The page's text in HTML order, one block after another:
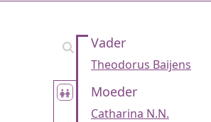
Vader
Theodorus Baijens
Moeder
Catharina N.N.